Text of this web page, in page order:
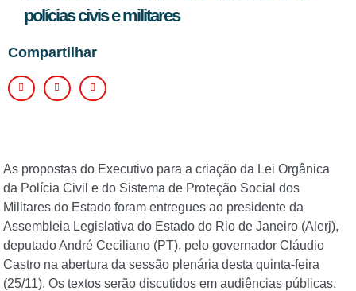
polícias civis e militares
Compartilhar
As propostas do Executivo para a criação da Lei Orgânica
da Polícia Civil e do Sistema de Proteção Social dos
Militares do Estado foram entregues ao presidente da
Assembleia Legislativa do Estado do Rio de Janeiro (Alerj),
deputado André Ceciliano (PT), pelo governador Cláudio
Castro na abertura da sessão plenária desta quinta-feira
(25/11). Os textos serão discutidos em audiências públicas.